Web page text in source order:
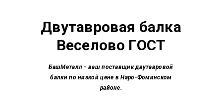
Двутавровая балка
Веселово ГОСТ
БашМеталл - ваш поставщик двутавровой
балки по низкой цене в Наро-Фоминском
районе.